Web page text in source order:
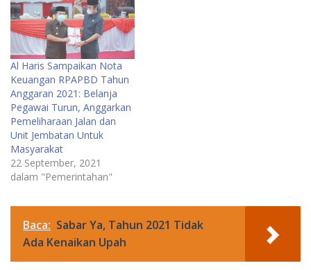
Al Haris Sampaikan Nota
Keuangan RPAPBD Tahun
Anggaran 2021: Belanja
Pegawai Turun, Anggarkan
Pemeliharaan Jalan dan
Unit Jembatan Untuk
Masyarakat
22 September, 2021
dalam "Pemerintahan"
Baca: Sabar Ya, Tahun 2021 Tidak
Ada Kenaikan Upah